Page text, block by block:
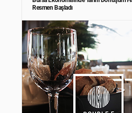
Resmen Başladı